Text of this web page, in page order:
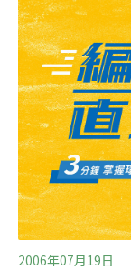
近7百公尺最嚴
的水利局近期將
等方式，阻止海
排水疏濬清除的
後在上面架圍籬
置，預計堆高1.5
2006年07月19日